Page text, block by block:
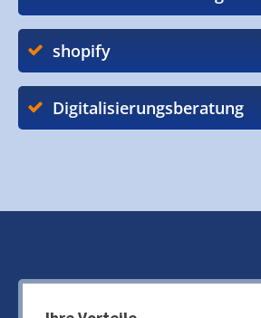
shopify
Digitalisierungsberatung